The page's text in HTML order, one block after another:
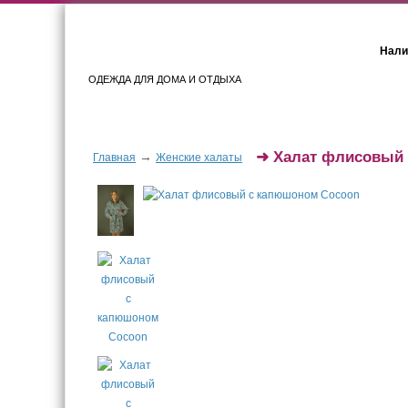
ОДЕЖДА ДЛЯ ДОМА И ОТДЫХА
Главная → Женские халаты ➜ Халат